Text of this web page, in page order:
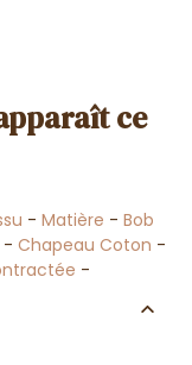
ce
- Matière - Bob
- Chapeau Coton -
-